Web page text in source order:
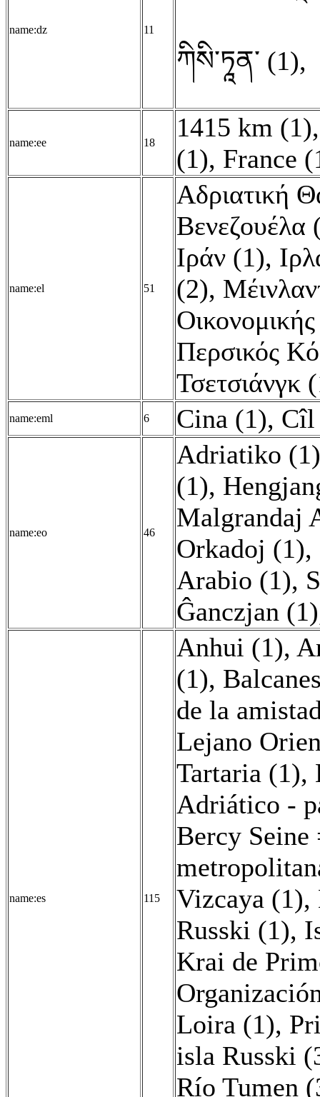
name:dz 11
ཀིསི་ཏཱན་ (1),
name:ee 18
1415 km (1)
(1), France
name:el 51
Αδριατική
Βενεζουέλα
Ιράν (1),
(2),
Περσικός
Τσετσιάνγκ
name:eml 6 Cina (1), Cîl
name:eo 46
Adriatiko (1)
(1),
Malgrandaj
Orkadoj (1),
Arabio (1),
Ĝanczjan (1)
name:es 115
Anhui (1),
(1),
de la
Lejano
Tartaria (1),
Adriático -
Bercy Seine
Vizcaya (1),
Russki (1),
Krai de
Loira (1),
isla Russki
Río Tumen